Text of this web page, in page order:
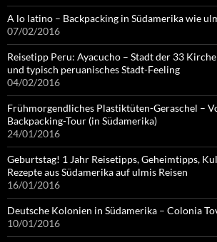
A lo latino – Backpacking in Südamerika wie
07/02/2016
Reisetipp Peru: Ayacucho – Stadt der 33
und typisch peruanisches Stadt-Feeling
04/02/2016
Frühmorgendliches Plastiktüten-Geraschel –
Backpacking-Tour (in Südamerika)
24/01/2016
Geburtstag! 1 Jahr Reisetipps, Geheimtipps,
Rezepte aus Südamerika auf ulmis Reisen
16/01/2016
Deutsche Kolonien in Südamerika – Colonia
10/01/2016